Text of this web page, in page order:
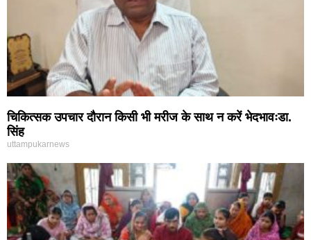
चिकित्सक उपचार दौरान किसी भी मरीज के साथ न करें भेदभावःडा.
सिंह
uttampukarnews